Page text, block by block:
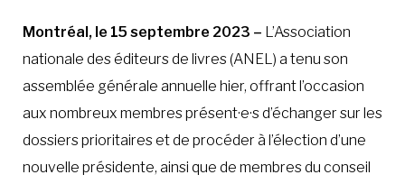
Montréal, le 15 septembre 2023 – L’Association
nationale des éditeurs de livres (ANEL) a tenu son
assemblée générale annuelle hier, offrant l’occasion
aux nombreux membres présent·e·s d’échanger sur les
dossiers prioritaires et de procéder à l’élection d’une
nouvelle présidente, ainsi que de membres du conseil